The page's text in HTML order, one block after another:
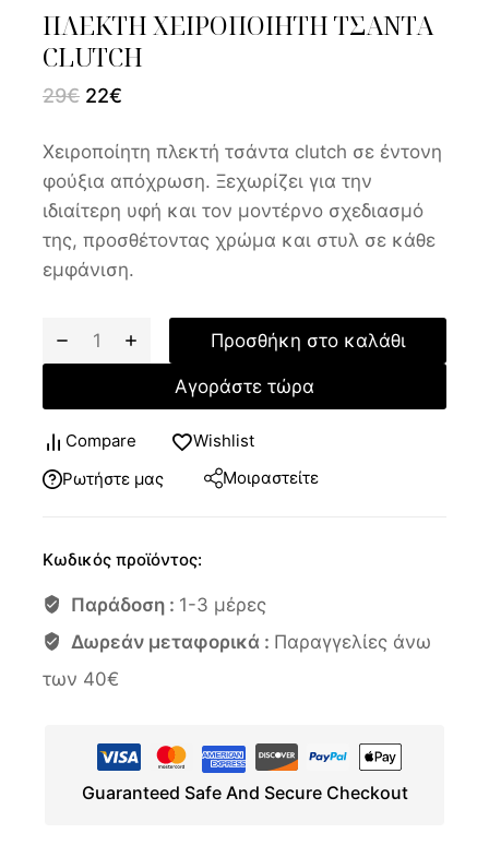
ΠΛΕΚΤΗ ΧΕΙΡΟΠΟΙΗΤΗ ΤΣΑΝΤΑ
CLUTCH
29€ 22€
Χειροποίητη πλεκτή τσάντα clutch σε έντονη
φούξια απόχρωση. Ξεχωρίζει για την
ιδιαίτερη υφή και τον μοντέρνο σχεδιασμό
της, προσθέτοντας χρώμα και στυλ σε κάθε
εμφάνιση.
Προσθήκη στο καλάθι
Αγοράστε τώρα
Compare
Wishlist
Ρωτήστε μας
Μοιραστείτε
Κωδικός προϊόντος:
Παράδοση : 1-3 μέρες
Δωρεάν μεταφορικά : Παραγγελίες άνω
των 40€
Guaranteed Safe And Secure Checkout